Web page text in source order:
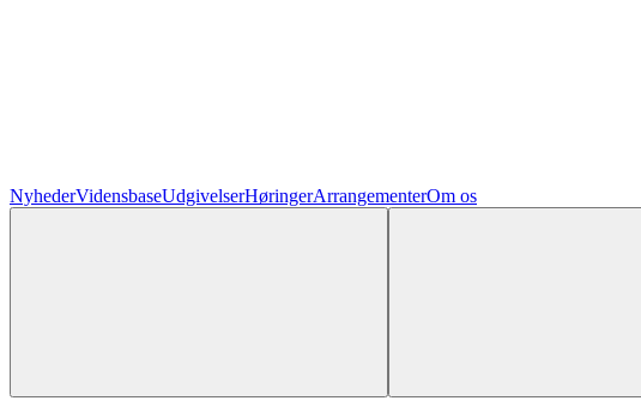
NyhederVidensbaseUdgivelserHøringerArrangementerOm os